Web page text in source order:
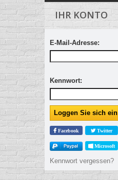
IHR KONTO
E-Mail-Adresse:
Kennwort:
Facebook Twitter
Microsoft
Kennwort vergessen?